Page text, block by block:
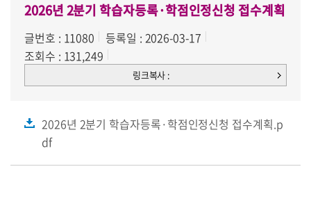
신문고
2026년 2분기 학습자등록·학점인정신청 접수계획
글번호 : 11080
등록일 : 2026-03-17
조회수 : 131,249
링크복사 :
2026년 2분기 학습자등록·학점인정신청 접수계획.p
df